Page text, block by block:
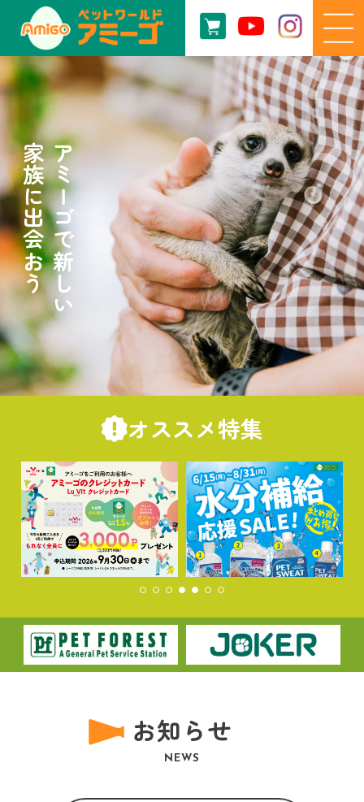
アミーゴで新しい
家族に出会おう アミーゴで新しい
家族に出会おう
オススメ特集
お知らせ
NEWS